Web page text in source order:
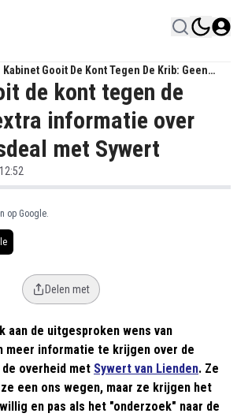
Kabinet Gooit De Kont Tegen De Krib: Geen
Extra Informatie Over Mondkapjesdeal Met
Sywertde kont tegen de
informatie over
met Sywert
op Google.
Delen met
aan de uitgesproken wens van
meer informatie te krijgen over de
de overheid met Sywert van Lienden. Ze
een ons wegen, maar ze krijgen het
en pas als het "onderzoek" naar de